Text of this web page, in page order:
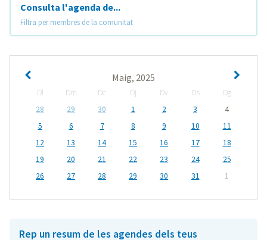
Consulta l'agenda de...
Filtra per membres de la comunitat
Maig, 2025
Dl Dm Dc Dj Dv Ds
Dg
28
29 30 1 2 3
4
5
6 7 8 9 10
11
12
13 14 15 16 17
18
19
20 21 22 23 24
25
26
27 28 29 30 31 1
Rep un resum de les agendes dels teus